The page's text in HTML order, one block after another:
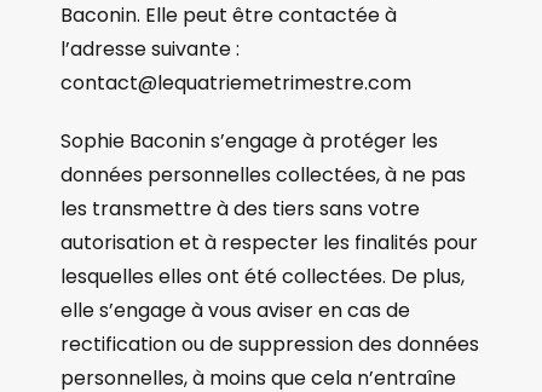
Baconin. Elle peut être contactée à
l’adresse suivante :
contact@lequatriemetrimestre.com
Sophie Baconin s’engage à protéger les
données personnelles collectées, à ne pas
les transmettre à des tiers sans votre
autorisation et à respecter les finalités pour
lesquelles elles ont été collectées. De plus,
elle s’engage à vous aviser en cas de
rectification ou de suppression des données
personnelles, à moins que cela n’entraîne